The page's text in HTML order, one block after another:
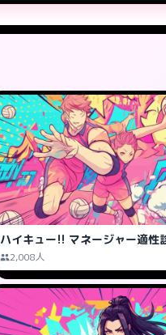
ハイキュー!! マネージャー適性
2,008人